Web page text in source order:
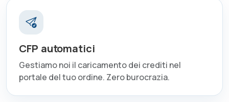
CFP automatici
Gestiamo noi il caricamento dei crediti nel
portale del tuo ordine. Zero burocrazia.